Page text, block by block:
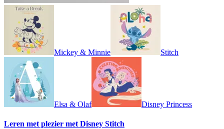
Mickey & Minnie Stitch
Elsa & Olaf Disney Princess
Leren met plezier met Disney Stitch